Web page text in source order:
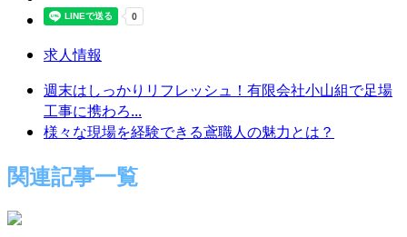
求人情報
週末はしっかりリフレッシュ！有限会社小山組で足場
工事に携わろ...
様々な現場を経験できる鳶職人の魅力とは？
関連記事一覧